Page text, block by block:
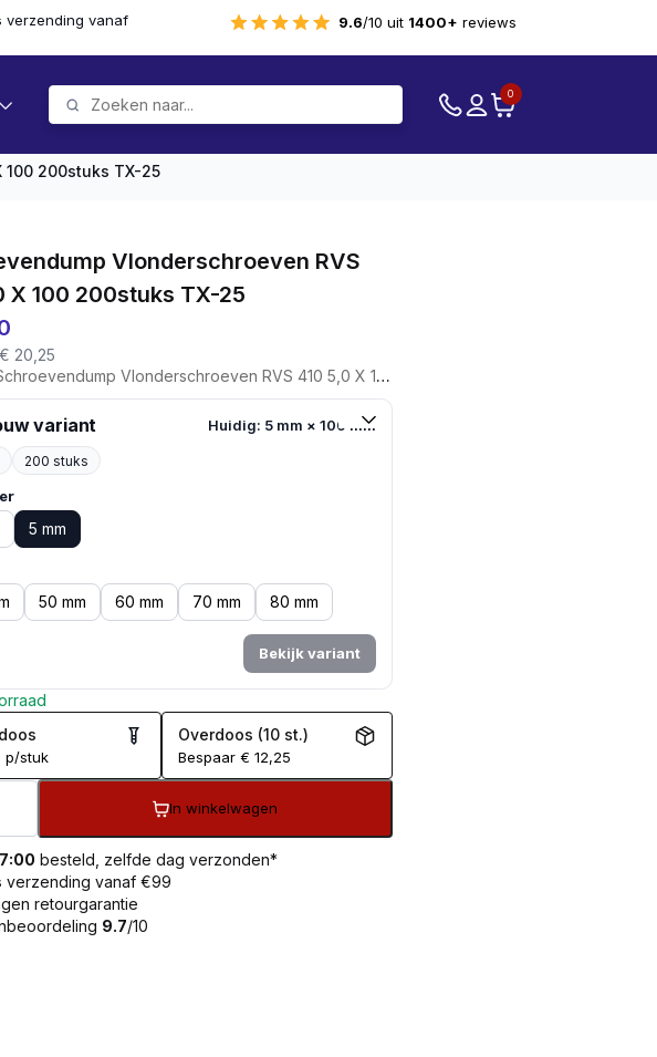
verzending vanaf
9.6/10 uit 1400+ reviews
0
100 200stuks TX-25
Vlonderschroeven RVS
X 100 200stuks TX-25
€ 20,25
Vlonderschroeven RVS 410 5,0 X 100 200stuks TX-25
variant Huidig: 5 mm × 100 mm
200 stuks
5 mm
50 mm 60 mm 70 mm 80 mm
Bekijk variant
p/stuk
Overdoos (10 st.)
Bespaar € 12,25
In winkelwagen
besteld, zelfde dag verzonden*
verzending vanaf €99
retourgarantie
9.7/10